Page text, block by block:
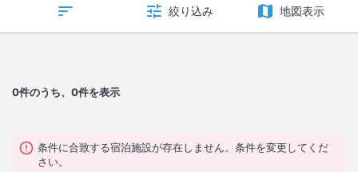
絞り込み 地図表示
0件のうち、0件を表示
条件に合致する宿泊施設が存在しません。条件を変更してくだ
さい。